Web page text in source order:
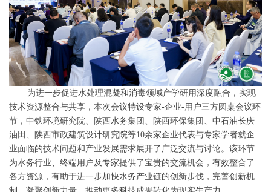
为进一步促进水处理混凝和消毒领域产学研用深度融合，实现
技术资源整合与共享，本次会议特设专家-企业-用户三方圆桌会议环
节，中铁环境研究院、陕西水务集团、陕西环保集团、中石油长庆
油田、陕西市政建筑设计研究院等10余家企业代表与专家学者就企
业面临的技术问题和产业发展需求展开了广泛交流与讨论。该环节
为水务行业、终端用户及专家提供了宝贵的交流机会，有效整合了
各方资源，有助于进一步加快水务产业链的创新步伐，完善创新机